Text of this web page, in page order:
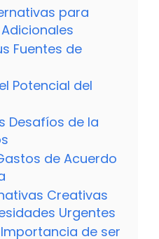
para
Fuentes de
Potencial del
Desafíos de la
de Acuerdo
Creativas
Urgentes
de ser